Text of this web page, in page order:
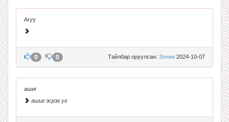
Агуу
Тайлбар оруулсан: Зочин 2024-10-07
0 0
ашиг
ашиг эсрэг үг